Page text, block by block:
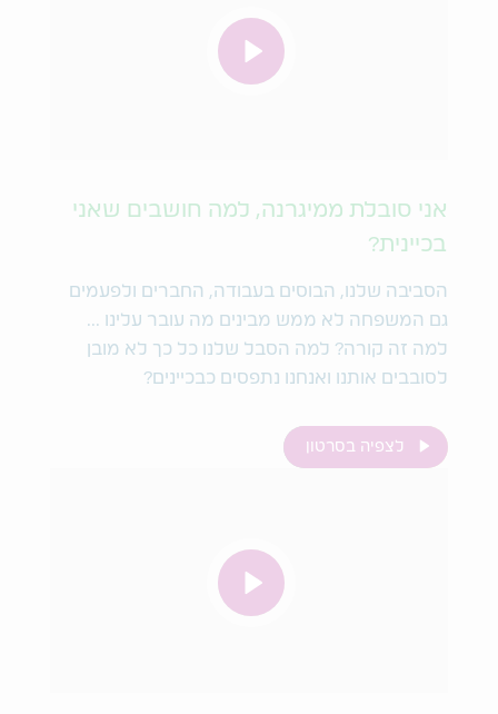
אני סובלת ממיגרנה, למה חושבים שאני
בכיינית?
הסביבה שלנו, הבוסים בעבודה, החברים ולפעמים
גם המשפחה לא ממש מבינים מה עובר עלינו ...
למה זה קורה? למה הסבל שלנו כל כך לא מובן
לסובבים אותנו ואנחנו נתפסים כבכיינים?
לצפיה בסרטון